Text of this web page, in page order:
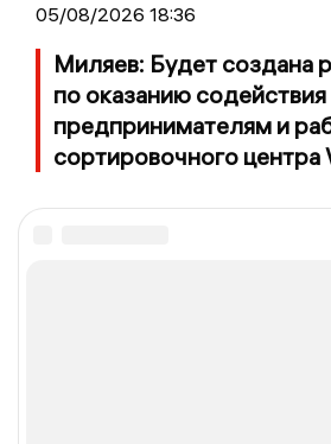
05/08/2026 18:36
Миляев: Будет создана
по оказанию содействия
предпринимателям и
сортировочного центра